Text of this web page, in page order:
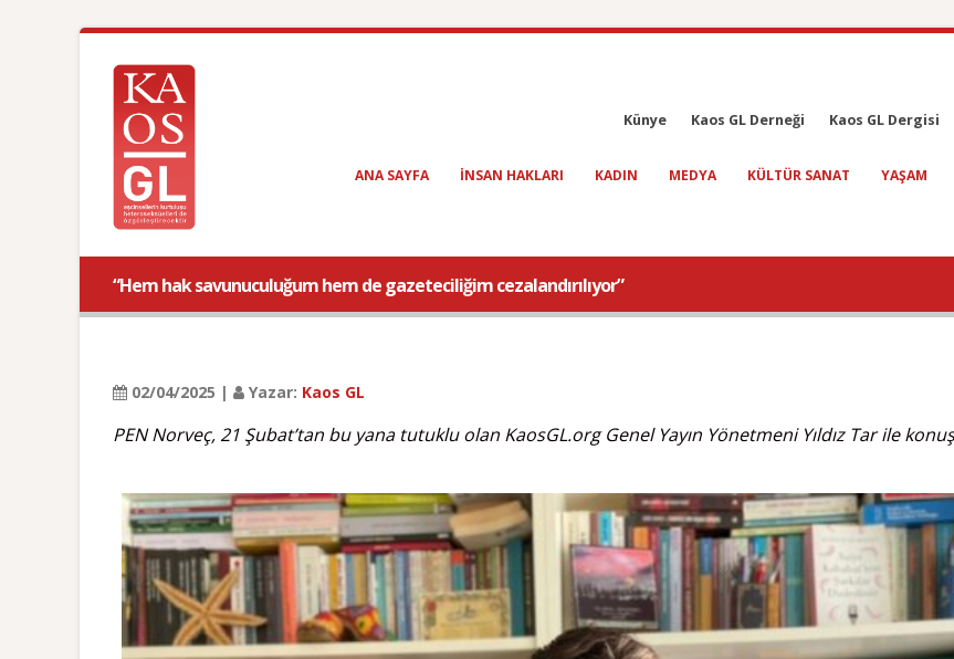
Künye Kaos GL Derneği Kaos GL Dergisi
ANA SAYFA INSAN HAKLARI KADIN MEDYA KÜLTÜR SANAT YAŞAM
“Hem hak savunuculuğum hem de gazeteciliğim cezalandırılıyor”
02/04/2025 | Yazar: Kaos GL
PEN Norveç, 21 Şubat’tan bu yana tutuklu olan KaosGL.org Genel Yayın Yönetmeni Yıldız Tar ile